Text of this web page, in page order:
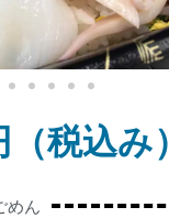
税込み）
めん